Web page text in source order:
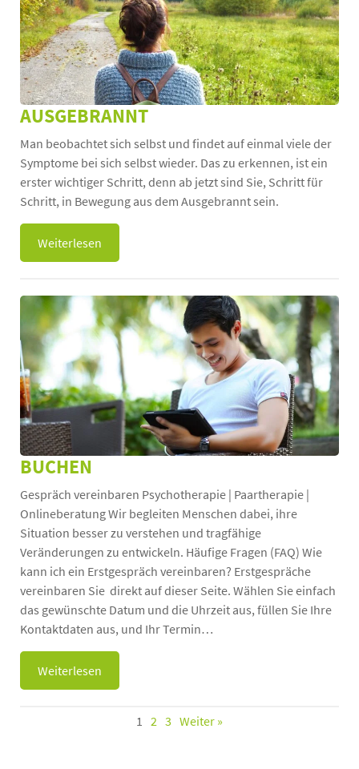
AUSGEBRANNT
Man beobachtet sich selbst und findet auf einmal viele der
Symptome bei sich selbst wieder. Das zu erkennen, ist ein
erster wichtiger Schritt, denn ab jetzt sind Sie, Schritt für
Schritt, in Bewegung aus dem Ausgebrannt sein.
Weiterlesen
BUCHEN
Gespräch vereinbaren Psychotherapie | Paartherapie |
Onlineberatung Wir begleiten Menschen dabei, ihre
Situation besser zu verstehen und tragfähige
Veränderungen zu entwickeln. Häufige Fragen (FAQ) Wie
kann ich ein Erstgespräch vereinbaren? Erstgespräche
vereinbaren Sie direkt auf dieser Seite. Wählen Sie einfach
das gewünschte Datum und die Uhrzeit aus, füllen Sie Ihre
Kontaktdaten aus, und Ihr Termin…
Weiterlesen
1 2 3 Weiter »